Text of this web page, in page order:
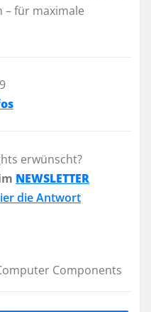
– für maximale
erwünscht?
NEWSLETTER
die Antwort
Components